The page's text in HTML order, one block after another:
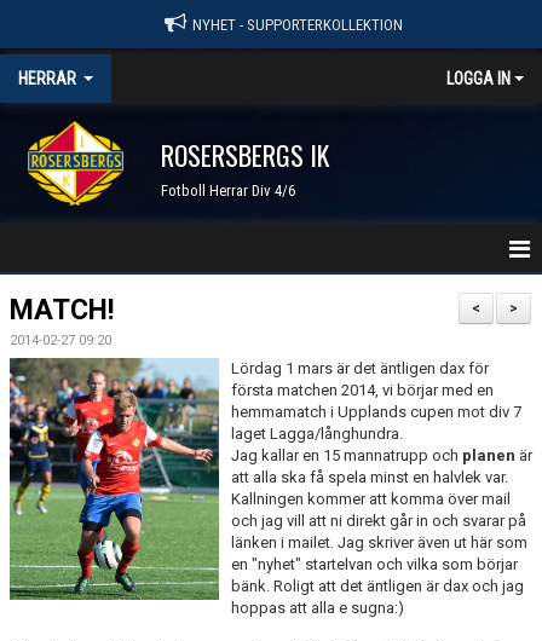
NYHET - SUPPORTERKOLLEKTION
HERRAR LOGGA IN
ROSERSBERGS IK
Fotboll Herrar Div 4/6
HEM
NYHETER
KALENDER
TRUPPEN
GÄSTBOK
BILDGALLERI
>
<
MATCH!
2014-02-27 09:20
Lördag 1 mars är det äntligen dax för
första matchen 2014, vi börjar med en
hemmamatch i Upplands cupen mot div 7
laget Lagga/långhundra.
Jag kallar en 15 mannatrupp och planen är
att alla ska få spela minst en halvlek var.
Kallningen kommer att komma över mail
och jag vill att ni direkt går in och svarar på
länken i mailet. Jag skriver även ut här som
en "nyhet" startelvan och vilka som börjar
bänk. Roligt att det äntligen är dax och jag
hoppas att alla e sugna:)